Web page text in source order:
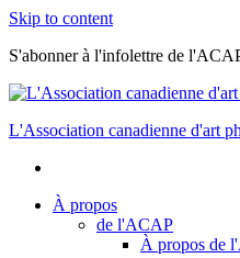
Skip to content
S'abonner à l'infolettre de
L'Association canadienne d'art
À propos
de l'ACAP
À propos de